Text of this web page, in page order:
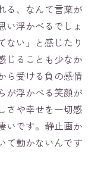
る、なんて言葉が
い浮かべるでしょ
ない」と感じたり
じることも少なか
ら受ける負の感情
が浮かべる笑顔が
さや幸せを一切感
いです。静止画か
て動かないんです